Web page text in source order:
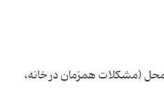
(مشکلات همزمان در خانه،